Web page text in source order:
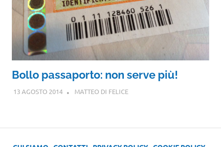
Bollo passaporto: non serve più!
13 AGOSTO 2014 MATTEO DI FELICE